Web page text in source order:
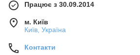
Працює з 30.09.2014
м. Київ
Київ, Україна
Контакти